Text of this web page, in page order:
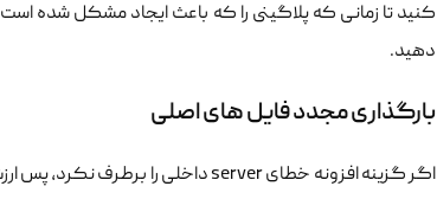
کنید تا زمانی که پلاگینی را که باعث ایجاد مشکل شده است
دهید.
بارگذاری مجدد فایل های اصلی